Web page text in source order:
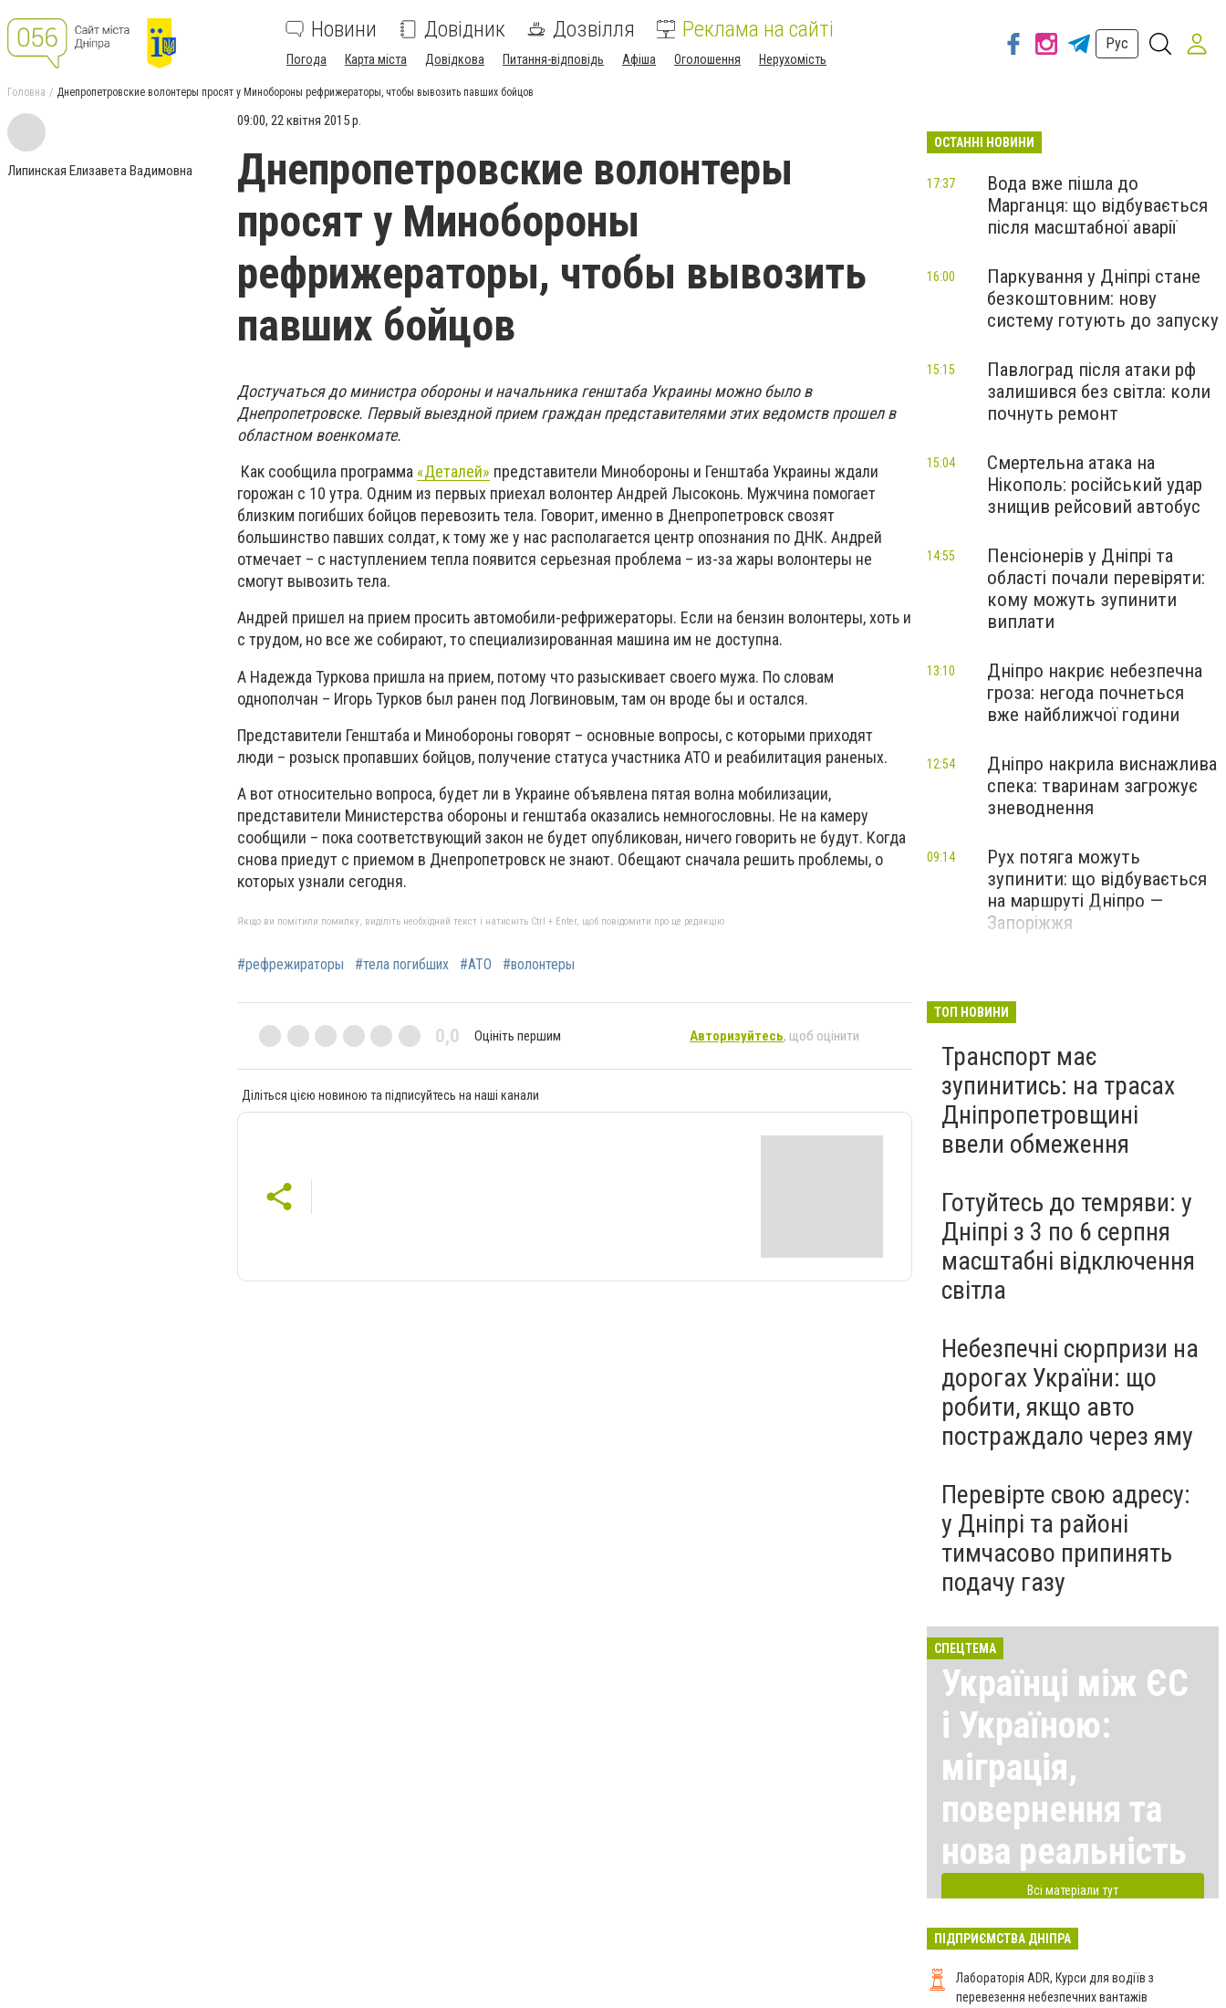
Новини Довідник Дозвілля Реклама на сайті
Погода Карта міста Довідкова Питання-відповідь Афіша Оголошення Нерухомість
Рус
Головна Днепропетровские волонтеры просят у Минобороны рефрижераторы, чтобы вывозить павших бойцов
Липинская Елизавета Вадимовна
09:00, 22 квітня 2015 р.
Днепропетровские волонтеры
просят у Минобороны
рефрижераторы, чтобы вывозить
павших бойцов
Достучаться до министра обороны и начальника генштаба Украины можно было в
Днепропетровске. Первый выездной прием граждан представителями этих ведомств прошел в
областном военкомате.
Как сообщила программа «Деталей» представители Минобороны и Генштаба Украины ждали
горожан с 10 утра. Одним из первых приехал волонтер Андрей Лысоконь. Мужчина помогает
близким погибших бойцов перевозить тела. Говорит, именно в Днепропетровск свозят
большинство павших солдат, к тому же у нас располагается центр опознания по ДНК. Андрей
отмечает – с наступлением тепла появится серьезная проблема – из-за жары волонтеры не
смогут вывозить тела.
Андрей пришел на прием просить автомобили-рефрижераторы. Если на бензин волонтеры, хоть и
с трудом, но все же собирают, то специализированная машина им не доступна.
А Надежда Туркова пришла на прием, потому что разыскивает своего мужа. По словам
однополчан – Игорь Турков был ранен под Логвиновым, там он вроде бы и остался.
Представители Генштаба и Минобороны говорят – основные вопросы, с которыми приходят
люди – розыск пропавших бойцов, получение статуса участника АТО и реабилитация раненых.
А вот относительно вопроса, будет ли в Украине объявлена ​​пятая волна мобилизации,
представители Министерства обороны и генштаба оказались немногословны. Не на камеру
сообщили – пока соответствующий закон не будет опубликован, ничего говорить не будут. Когда
снова приедут с приемом в Днепропетровск не знают. Обещают сначала решить проблемы, о
которых узнали сегодня.
Якщо ви помітили помилку, виділіть необхідний текст і натисніть Ctrl + Enter, щоб повідомити про це редакцію
#рефрежираторы #тела погибших #АТО #волонтеры
0,0 Оцініть першим Авторизуйтесь, щоб оцінити
Діліться цією новиною та підписуйтесь на наші канали
ОСТАННІ НОВИНИ
Вода вже пішла до
Марганця: що відбувається
після масштабної аварії
17:37
Паркування у Дніпрі стане
безкоштовним: нову
систему готують до запуску
16:00
Павлоград після атаки рф
залишився без світла: коли
почнуть ремонт
15:15
Смертельна атака на
Нікополь: російський удар
знищив рейсовий автобус
15:04
Пенсіонерів у Дніпрі та
області почали перевіряти:
кому можуть зупинити
виплати
14:55
Дніпро накриє небезпечна
гроза: негода почнеться
вже найближчої години
13:10
Дніпро накрила виснажлива
спека: тваринам загрожує
зневоднення
12:54
Рух потяга можуть
зупинити: що відбувається
на маршруті Дніпро —
Запоріжжя
09:14
ТОП НОВИНИ
Транспорт має
зупинитись: на трасах
Дніпропетровщині
ввели обмеження
Готуйтесь до темряви: у
Дніпрі з 3 по 6 серпня
масштабні відключення
світла
Небезпечні сюрпризи на
дорогах України: що
робити, якщо авто
постраждало через яму
Перевірте свою адресу:
у Дніпрі та районі
тимчасово припинять
подачу газу
СПЕЦТЕМА
Українці між ЄС
і Україною:
міграція,
повернення та
нова реальність
Всі матеріали тут
ПІДПРИЄМСТВА ДНІПРА
Лабораторія ADR, Курси для водіїв з
перевезення небезпечних вантажів